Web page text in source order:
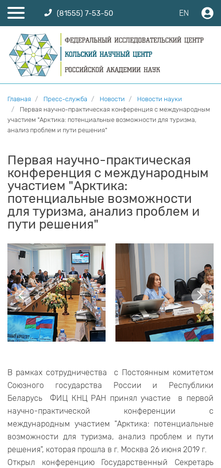
(81555) 7-53-50 EN
Главная Пресс-служба Новости
Новости науки
Первая научно-практическая конференция с международным
участием "Арктика: потенциальные возможности для туризма,
анализ проблем и пути решения"
Первая научно-практическая
конференция с международным
участием "Арктика:
потенциальные возможности
для туризма, анализ проблем и
пути решения"
В рамках сотрудничества с Постоянным комитетом
Союзного государства России и Республики
Беларусь ФИЦ КНЦ РАН принял участие в первой
научно-практической конференции с
международным участием "Арктика: потенциальные
возможности для туризма, анализ проблем и пути
решения", которая прошла в г. Москва 26 июня 2019 г.
Открыл конференцию Государственный Секретарь